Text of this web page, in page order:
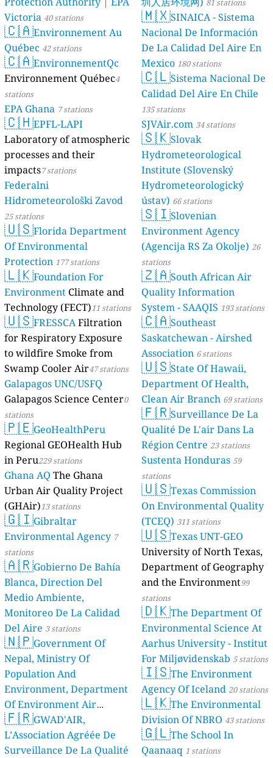
Victoria 40 stations
🇨🇦Environnement Au
Québec 42 stations
🇨🇦EnvironnementQc
Environnement Québec4
stations
EPA Ghana 7 stations
🇨🇭EPFL-LAPI
Laboratory of atmospheric
processes and their
impacts7 stations
Federalni
Hidrometeorološki Zavod
25 stations
🇺🇸Florida Department
Of Environmental
Protection 177 stations
🇱🇰Foundation For
Environment Climate and
Technology (FECT)11 stations
🇺🇸FRESSCAFiltration
for Respiratory Exposure
to wildfire Smoke from
Swamp Cooler Air47 stations
Galapagos UNC/USFQ
Galapagos Science Center0
stations
🇵🇪GeoHealthPeru
Regional GEOHealth Hub
in Peru229 stations
Ghana AQ The Ghana
Urban Air Quality Project
(GHAir)13 stations
🇬🇮Gibraltar
Environmental Agency 7
stations
🇦🇷Gobierno De Bahía
Blanca, Direction Del
Medio Ambiente,
Monitoreo De La Calidad
Del Aire 3 stations
🇳🇵Government Of
Nepal, Ministry Of
Population And
Environment, Department
Of Environment Air
Quality Monitoring
stations
🇫🇷GWAD'AIR,
L’Association Agréée De
Surveillance De La Qualité
81 stations
🇲🇽SINAICA - Sistema
Nacional De Información
De La Calidad Del Aire En
Mexico 180 stations
🇨🇱Sistema Nacional De
Calidad Del Aire En Chile
135 stations
SJVAir.com 34 stations
🇸🇰Slovak
Hydrometeorological
Institute (Slovenský
Hydrometeorologický
ústav) 66 stations
🇸🇮Slovenian
Environment Agency
(Agencija RS Za Okolje) 26
stations
🇿🇦South African Air
Quality Information
System - SAAQIS 193 stations
🇨🇦Southeast
Saskatchewan - Airshed
Association 6 stations
🇺🇸State Of Hawaii,
Department Of Health,
Clean Air Branch 69 stations
🇫🇷Surveillance De La
Qualité De L'air Dans La
Région Centre 23 stations
Sustenta Honduras 59
stations
🇺🇸Texas Commission
On Environmental Quality
(TCEQ) 311 stations
🇺🇸Texas UNT-GEO
University of North Texas,
Department of Geography
and the Environment99
stations
🇩🇰The Department Of
Environmental Science At
Aarhus University - Institut
For Miljøvidenskab 5 stations
🇮🇸The Environment
Agency Of Iceland 20 stations
🇱🇰The Environmental
Division Of NBRO 43 stations
🇬🇱The School In
Qaanaaq 1 stations